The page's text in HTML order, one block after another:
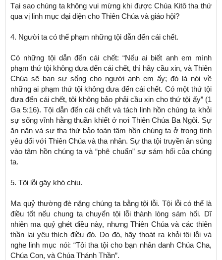
Tại sao chúng ta không vui mừng khi được Chúa Kitô tha thứ
qua vị linh mục đại diện cho Thiên Chúa và giáo hội?
4. Người ta có thể phạm những tội dẫn đến cái chết.
Có những tội dẫn đến cái chết: “Nếu ai biết anh em mình
phạm thứ tội không đưa đến cái chết, thì hãy cầu xin, và Thiên
Chúa sẽ ban sự sống cho người anh em ấy; đó là nói về
những ai phạm thứ tội không đưa đến cái chết. Có một thứ tội
đưa đến cái chết, tôi không bảo phải cầu xin cho thứ tội ấy” (1
Ga 5:16). Tội dẫn đến cái chết và tách linh hồn chúng ta khỏi
sự sống vĩnh hằng thuần khiết ở nơi Thiên Chúa Ba Ngôi. Sự
ăn năn và sự tha thứ bảo toàn tâm hồn chúng ta ở trong tình
yêu đối với Thiên Chúa và tha nhân. Sự tha tội truyền ân sủng
vào tâm hồn chúng ta và “phê chuẩn” sự sám hối của chúng
ta.
5. Tội lỗi gây khó chịu.
Ma quỷ thường đè nặng chúng ta bằng tội lỗi. Tội lỗi có thể là
điều tốt nếu chung ta chuyển tội lỗi thành lòng sám hối. Dĩ
nhiên ma quỷ ghét điều này, nhưng Thiên Chúa và các thiên
thần lại yêu thích điều đó. Do đó, hãy thoát ra khỏi tội lỗi và
nghe linh mục nói: “Tôi tha tội cho bạn nhân danh Chúa Cha,
Chúa Con, và Chúa Thánh Thần”.